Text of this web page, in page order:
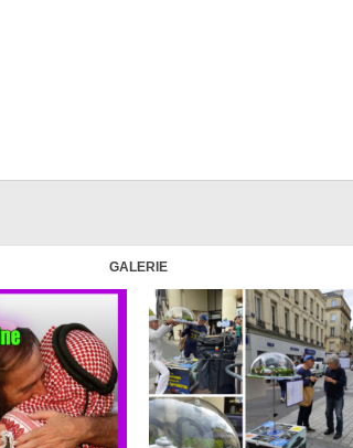
GALERIE